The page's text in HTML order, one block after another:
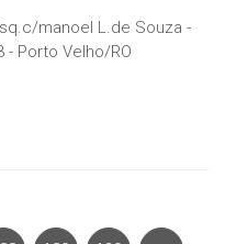
manoel L.de Souza -
- Porto Velho/RO